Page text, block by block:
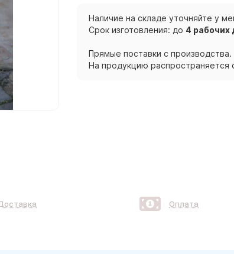
Наличие на складе уточняйте у
Срок изготовления: до 4 рабочих
Прямые поставки с производства.
На продукцию распространяется
Оплата